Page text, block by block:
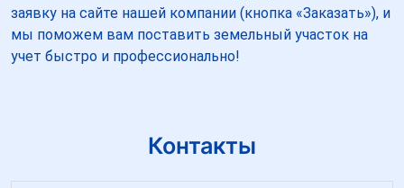
заявку на сайте нашей компании (кнопка «Заказать»), и
мы поможем вам поставить земельный участок на
учет быстро и профессионально!
Контакты